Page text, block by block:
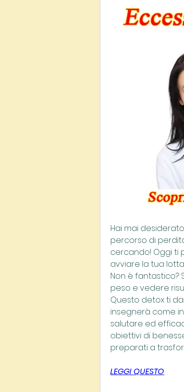
Hai mai
percorso di
cercando! Oggi ti
avviare la tua
Non è fantastico?
peso e vedere
Questo detox ti
insegnerà come
salutare ed
obiettivi di
preparati a
LEGGI QUESTO